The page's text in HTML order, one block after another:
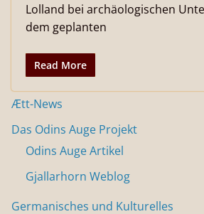
Lolland bei archäologischen
dem geplanten
Read More
Ætt-News
Das Odins Auge Projekt
Odins Auge Artikel
Gjallarhorn Weblog
Germanisches und Kulturelles